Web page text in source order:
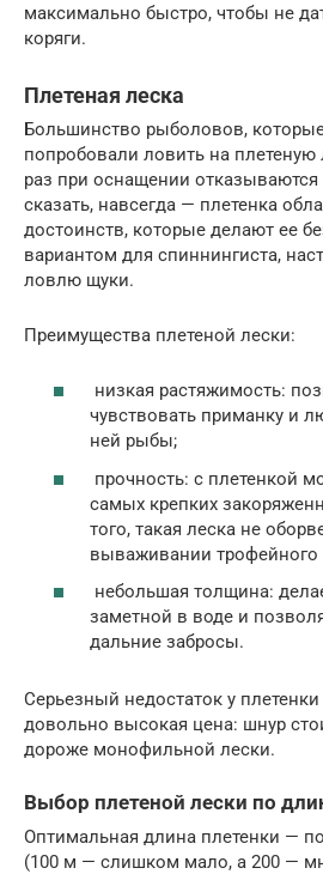
максимально быстро, чтобы не
коряги.
Плетеная леска
Большинство рыболовов, которые
попробовали ловить на
раз при оснащении
сказать, навсегда — плетенка
достоинств, которые делают ее
вариантом для спиннингиста,
ловлю щуки.
Преимущества плетеной лески:
низкая растяжимость:
чувствовать приманку и
ней рыбы;
прочность: с плетенкой
самых крепких
того, такая леска не
вываживании трофейного
небольшая толщина:
заметной в воде и
дальние забросы.
Серьезный недостаток у
довольно высокая цена: шнур
дороже монофильной лески.
Выбор плетеной лески по
Оптимальная длина плетенки —
(100 м — слишком мало, а 200 —